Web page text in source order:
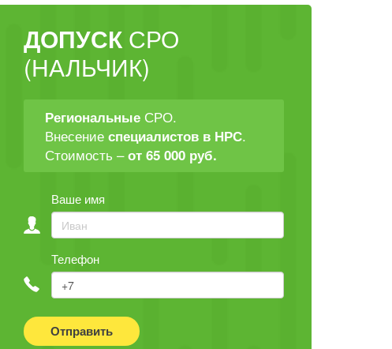
ДОПУСК СРО
(НАЛЬЧИК)
Региональные СРО.
Внесение специалистов в НРС.
Стоимость –от 65 000 руб.
Ваше имя
Телефон
Отправить